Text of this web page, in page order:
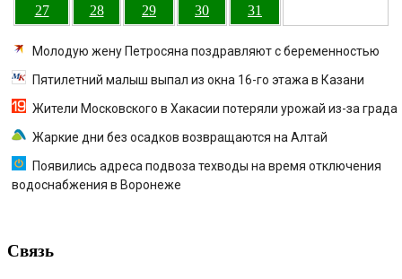
27 28 29 30 31
Молодую жену Петросяна поздравляют с беременностью
Пятилетний малыш выпал из окна 16-го этажа в Казани
Жители Московского в Хакасии потеряли урожай из-за града
Жаркие дни без осадков возвращаются на Алтай
Появились адреса подвоза техводы на время отключения
водоснабжения в Воронеже
Связь